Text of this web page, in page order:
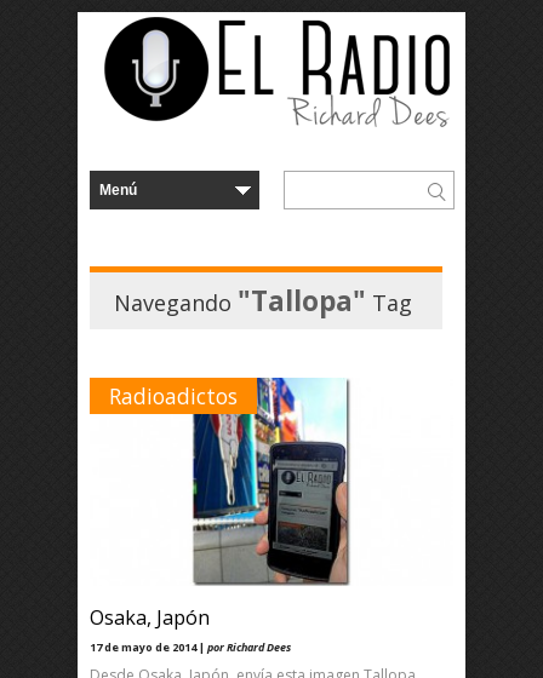
Navegando "Tallopa" Tag
Radioadictos
Osaka, Japón
17 de mayo de 2014 | por Richard Dees